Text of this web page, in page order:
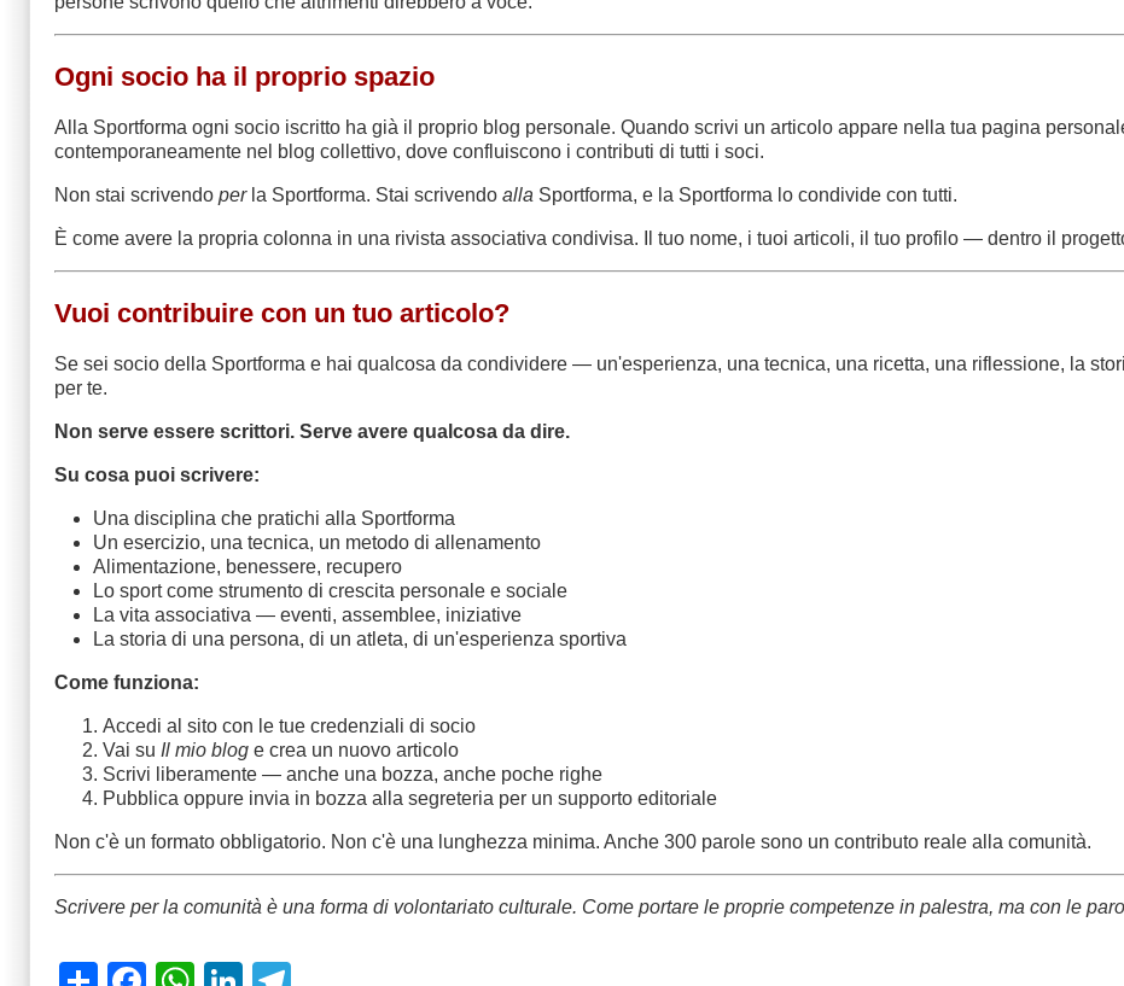
Ogni socio ha il proprio spazio
Alla Sportforma ogni socio iscritto ha già il proprio blog personale. Quando scrivi un articolo appare nella tua pagina
contemporaneamente nel blog collettivo, dove confluiscono i contributi di tutti i soci.
Non stai scrivendo perla Sportforma. Stai scrivendo alla Sportforma, e la Sportforma lo condivide con tutti.
È come avere la propria colonna in una rivista associativa condivisa. Il tuo nome, i tuoi articoli, il tuo profilo — dentro il
Vuoi contribuire con un tuo articolo?
Se sei socio della Sportforma e hai qualcosa da condividere — un'esperienza, una tecnica, una ricetta, una riflessione, la
per te.
Non serve essere scrittori. Serve avere qualcosa da dire.
Su cosa puoi scrivere:
Una disciplina che pratichi alla Sportforma
Un esercizio, una tecnica, un metodo di allenamento
Alimentazione, benessere, recupero
Lo sport come strumento di crescita personale e sociale
La vita associativa — eventi, assemblee, iniziative
La storia di una persona, di un atleta, di un'esperienza sportiva
Come funziona:
Accedi al sito con le tue credenziali di socio
Vai su Il mio blog e crea un nuovo articolo
Scrivi liberamente — anche una bozza, anche poche righe
Pubblica oppure invia in bozza alla segreteria per un supporto editoriale
Non c'è un formato obbligatorio. Non c'è una lunghezza minima. Anche 300 parole sono un contributo reale alla comunità.
Scrivere per la comunità è una forma di volontariato culturale. Come portare le proprie competenze in palestra, ma con le